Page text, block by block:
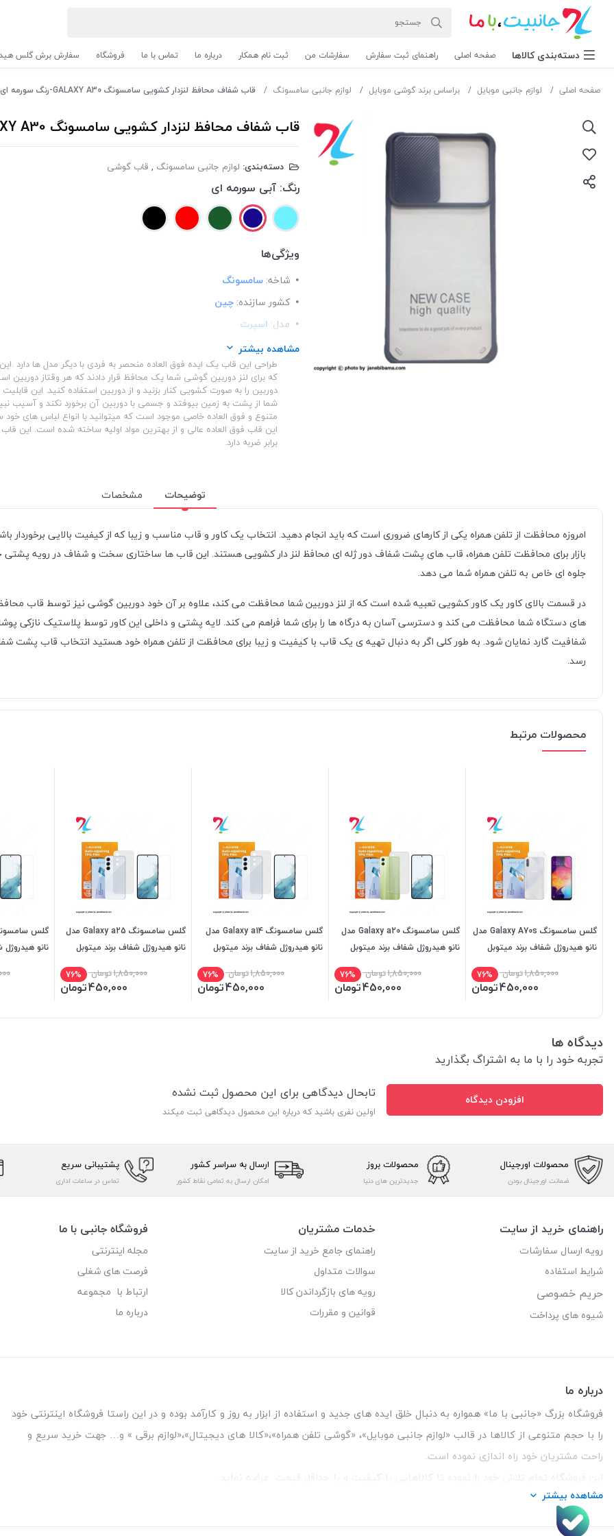
دسته‌بندی‌ کالاها صفحه اصلی راهنمای ثبت سفارش سفارشات من ثبت نام همکار درباره ما تماس با ما فروشگاه سفارش برش گلس
صفحه اصلی لوازم جانبی موبایل براساس برند گوشی موبایل لوازم جانبی سامسونگ قاب شفاف محافظ لنزدار کشویی سامسونگ GALAXY A30-رنگ سورمه ای
قاب شفاف محافظ لنزدار کشویی سامسونگ GALAXY A30-رنگ سورمه ای
دسته‌بندی: لوازم جانبی سامسونگ , قاب گوشی
رنگ: آبی سورمه ای
ویژگی‌ها
شاخه: سامسونگ
کشور سازنده: چین
مدل: اسپرت
ساختار: شفاف
ساختار:TPU
مشاهده بیشتر
طراحی این قاب یک ایده فوق العاده منحصر به فردی با دیگر مدل ها دارد
که برای لنز دوربین گوشی شما یک محافظ قرار دادند که هر وقتاز دوربین
دوربین را به صورت کشویی کنار بزنید و از دوربین استفاده کنید. این
شما از پشت به زمین بیوفتد و جسمی با دوربین آن برخورد نکند و آسیب
متنوع و فوق العاده خاصی موجود است که میتوانید با انواع لباس های
این قاب فوق العاده عالی و از بهترین مواد اولیه ساخته شده است. این قاب
برابر ضربه دارد.
توضیحات مشخصات
امروزه محافظت از تلفن همراه یکی از کارهای ضروری است که باید انجام دهید. انتخاب یک کاور و قاب مناسب و زیبا که از کیفیت بالایی
بازار برای محافظت تلفن همراه، قاب های پشت شفاف دور ژله ای محافظ لنز دار کشویی هستند. این قاب ها ساختاری سخت و شفاف در رویه
جلوه ای خاص به تلفن همراه شما می دهد.
در قسمت بالای کاور یک کاور کشویی تعبیه شده است که از لنز دوربین شما محافظت می کند، علاوه بر آن خود دوربین گوشی نیز توسط قاب
های دستگاه شما محافظت می کند و دسترسی آسان به درگاه ها را برای شما فراهم می کند. لایه پشتی و داخلی این کاور توسط پلاستیک نازکی
شفافیت گارد نمایان شود. به طور کلی اگر به دنبال تهیه ی یک قاب با کیفیت و زیبا برای محافظت از تلفن همراه خود هستید انتخاب قاب پشت
رسد.
محصولات مرتبط
گلس سامسونگ Galaxy A70s مدل
نانو هیدروژل شفاف برند میتوبل
1,850,000تومان 76%
450,000تومان
گلس سامسونگ Galaxy a20 مدل
نانو هیدروژل شفاف برند میتوبل
1,850,000تومان 76%
450,000تومان
گلس سامسونگ Galaxy a14 مدل
نانو هیدروژل شفاف برند میتوبل
1,850,000تومان 76%
450,000تومان
گلس سامسونگ Galaxy a25 مدل
نانو هیدروژل شفاف برند میتوبل
1,850,000تومان 76%
450,000تومان
نانو
دیدگاه ها
تجربه خود را با ما به اشتراگ بگذارید
افزودن دیدگاه تابحال دیدگاهی برای این محصول ثبت نشده
اولین نفری باشید که درباره این محصول دیدگاهی ثبت میکند
محصولات اورجینال
ضمانت اورجینال بودن
محصولات بروز
جدیدترین های دنیا
ارسال به سراسر کشور
امکان ارسال به تمامی نقاط کشور
پشتیبانی سریع
تماس در ساعات اداری
راهنمای خرید از سایت
رویه ارسال سفارشات
شرایط استفاده
حریم خصوصی
شیوه های پرداخت
خدمات مشتریان
راهنمای جامع خرید از سایت
سوالات متداول
رویه های بازگرداندن کالا
قوانین و مقررات
فروشگاه جانبی با ما
مجله اینترنتی
فرصت های شغلی
ارتباط با مجموعه
درباره ما
درباره ما
فروشگاه بزرگ «جانبی با ما» همواره به دنبال خلق ایده های جدید و استفاده از ابزار به روز و کارآمد بوده و در این راستا فروشگاه اینترنتی خود
را با حجم متنوعی از کالاها در قالب «لوازم جانبی موبایل»، «گوشی تلفن همراه»،«کالا های دیجیتال»،«لوازم برقی » و… جهت خرید سریع و
راحت مشتریان خود راه اندازی نموده است.
این فروشگاه تمام تلاش خود را نموده تا کالاهایی با کیفیت و با حداقل قیمت عرضه نماید.
تلفن تماس :
مشاهده بیشتر